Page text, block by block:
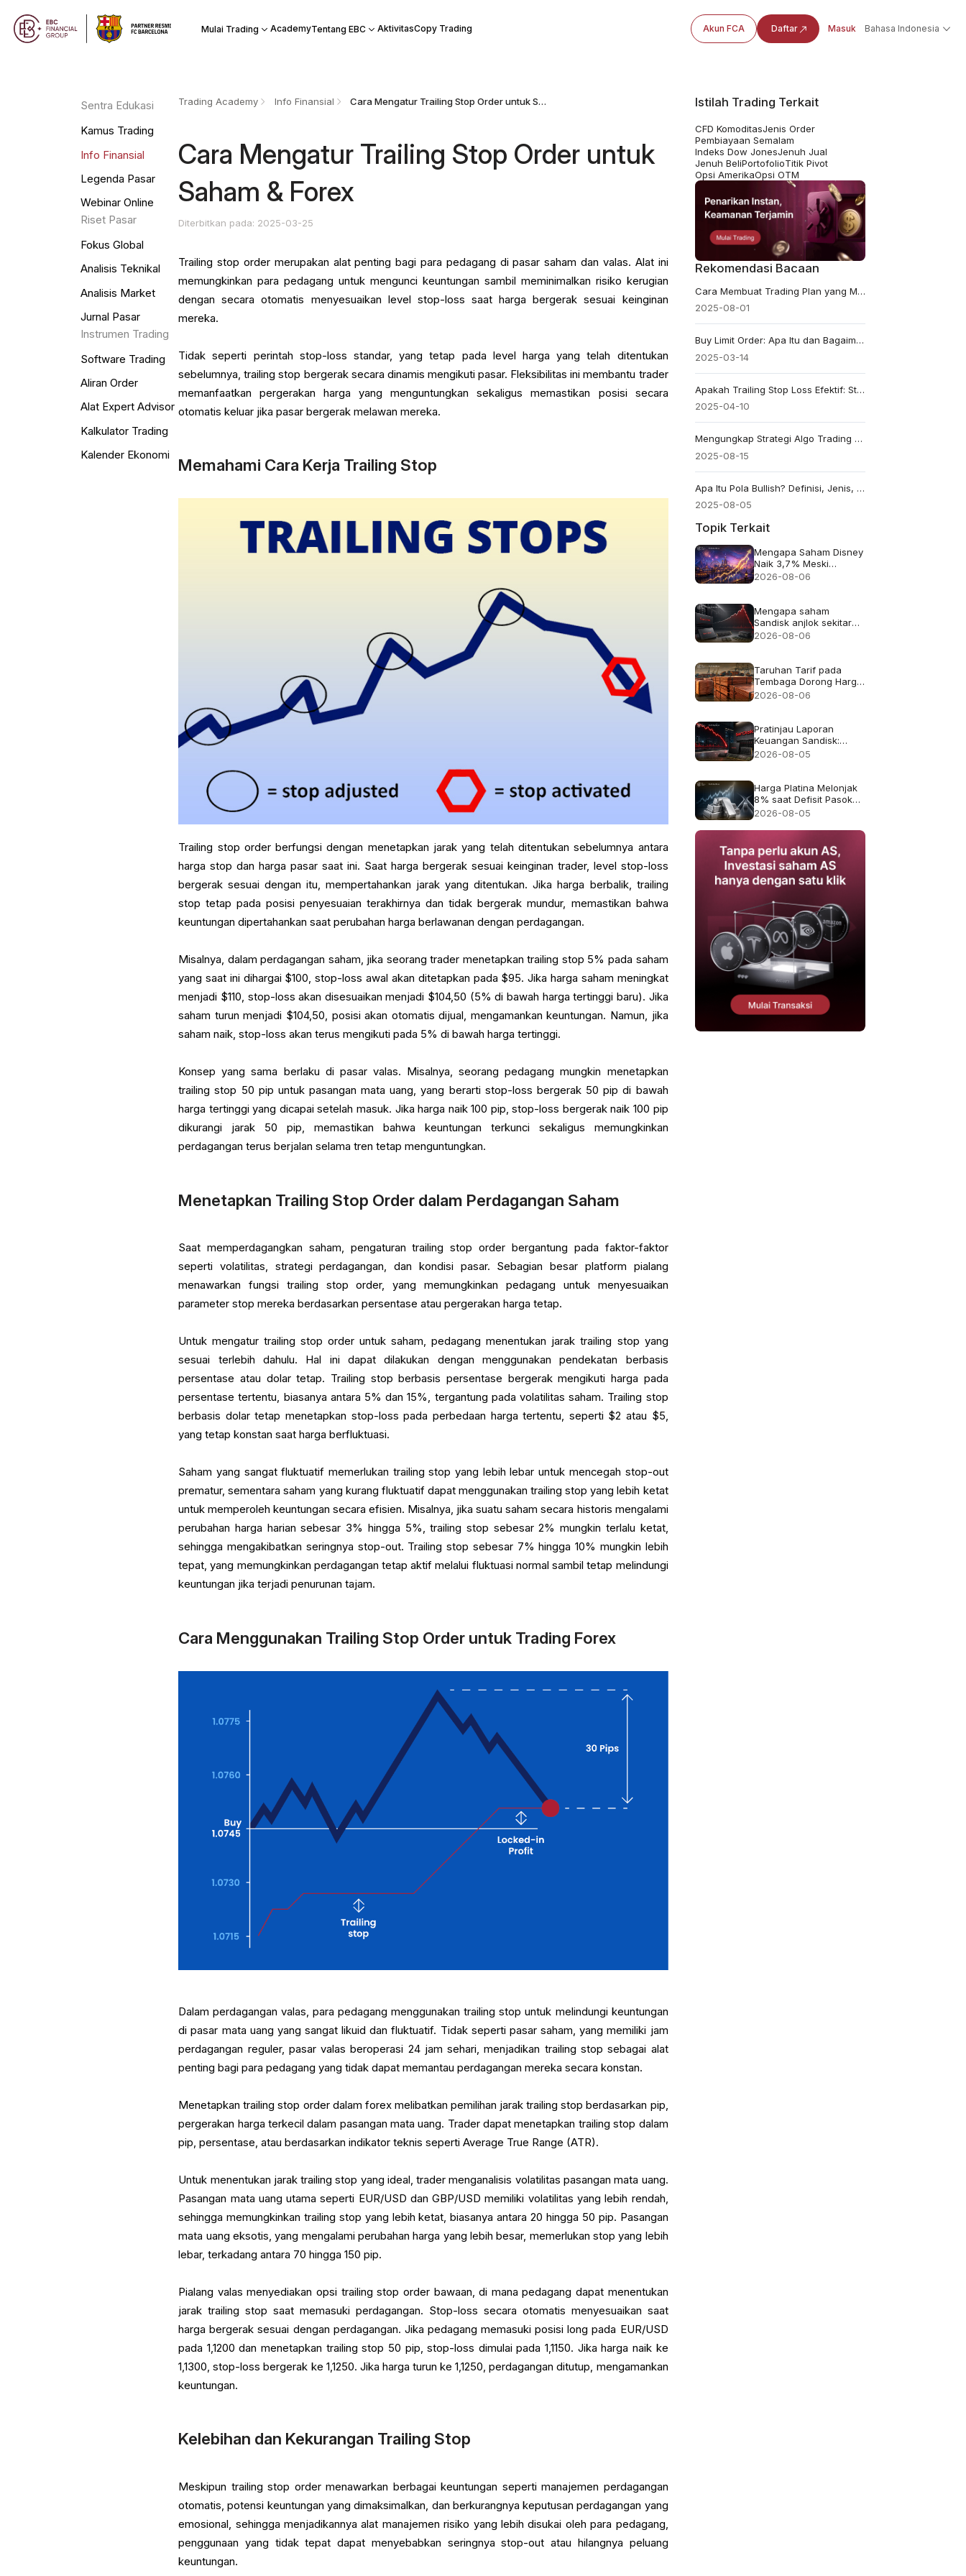
Mulai Trading AcademyTentang EBC AktivitasCopy Trading Akun FCA Daftar Masuk Bahasa Indonesia
Sentra Edukasi
Kamus Trading
Info Finansial
Legenda Pasar
Webinar Online
Riset Pasar
Fokus Global
Analisis Teknikal
Analisis Market
Jurnal Pasar
Instrumen Trading
Software Trading
Aliran Order
Alat Expert Advisor
Kalkulator Trading
Kalender Ekonomi
Trading Academy Info Finansial Cara Mengatur Trailing Stop Order untuk Saham & Forex
Cara Mengatur Trailing Stop Order untuk
Saham & Forex
Diterbitkan pada: 2025-03-25
Trailing stop order merupakan alat penting bagi para pedagang di pasar saham dan valas. Alat ini
memungkinkan para pedagang untuk mengunci keuntungan sambil meminimalkan risiko kerugian
dengan secara otomatis menyesuaikan level stop-loss saat harga bergerak sesuai keinginan
mereka.
Tidak seperti perintah stop-loss standar, yang tetap pada level harga yang telah ditentukan
sebelumnya, trailing stop bergerak secara dinamis mengikuti pasar. Fleksibilitas ini membantu trader
memanfaatkan pergerakan harga yang menguntungkan sekaligus memastikan posisi secara
otomatis keluar jika pasar bergerak melawan mereka.
Memahami Cara Kerja Trailing Stop
Trailing stop order berfungsi dengan menetapkan jarak yang telah ditentukan sebelumnya antara
harga stop dan harga pasar saat ini. Saat harga bergerak sesuai keinginan trader, level stop-loss
bergerak sesuai dengan itu, mempertahankan jarak yang ditentukan. Jika harga berbalik, trailing
stop tetap pada posisi penyesuaian terakhirnya dan tidak bergerak mundur, memastikan bahwa
keuntungan dipertahankan saat perubahan harga berlawanan dengan perdagangan.
Misalnya, dalam perdagangan saham, jika seorang trader menetapkan trailing stop 5% pada saham
yang saat ini dihargai $100, stop-loss awal akan ditetapkan pada $95. Jika harga saham meningkat
menjadi $110, stop-loss akan disesuaikan menjadi $104,50 (5% di bawah harga tertinggi baru). Jika
saham turun menjadi $104,50, posisi akan otomatis dijual, mengamankan keuntungan. Namun, jika
saham naik, stop-loss akan terus mengikuti pada 5% di bawah harga tertinggi.
Konsep yang sama berlaku di pasar valas. Misalnya, seorang pedagang mungkin menetapkan
trailing stop 50 pip untuk pasangan mata uang, yang berarti stop-loss bergerak 50 pip di bawah
harga tertinggi yang dicapai setelah masuk. Jika harga naik 100 pip, stop-loss bergerak naik 100 pip
dikurangi jarak 50 pip, memastikan bahwa keuntungan terkunci sekaligus memungkinkan
perdagangan terus berjalan selama tren tetap menguntungkan.
Menetapkan Trailing Stop Order dalam Perdagangan Saham
Saat memperdagangkan saham, pengaturan trailing stop order bergantung pada faktor-faktor
seperti volatilitas, strategi perdagangan, dan kondisi pasar. Sebagian besar platform pialang
menawarkan fungsi trailing stop order, yang memungkinkan pedagang untuk menyesuaikan
parameter stop mereka berdasarkan persentase atau pergerakan harga tetap.
Untuk mengatur trailing stop order untuk saham, pedagang menentukan jarak trailing stop yang
sesuai terlebih dahulu. Hal ini dapat dilakukan dengan menggunakan pendekatan berbasis
persentase atau dolar tetap. Trailing stop berbasis persentase bergerak mengikuti harga pada
persentase tertentu, biasanya antara 5% dan 15%, tergantung pada volatilitas saham. Trailing stop
berbasis dolar tetap menetapkan stop-loss pada perbedaan harga tertentu, seperti $2 atau $5,
yang tetap konstan saat harga berfluktuasi.
Saham yang sangat fluktuatif memerlukan trailing stop yang lebih lebar untuk mencegah stop-out
prematur, sementara saham yang kurang fluktuatif dapat menggunakan trailing stop yang lebih ketat
untuk memperoleh keuntungan secara efisien. Misalnya, jika suatu saham secara historis mengalami
perubahan harga harian sebesar 3% hingga 5%, trailing stop sebesar 2% mungkin terlalu ketat,
sehingga mengakibatkan seringnya stop-out. Trailing stop sebesar 7% hingga 10% mungkin lebih
tepat, yang memungkinkan perdagangan tetap aktif melalui fluktuasi normal sambil tetap melindungi
keuntungan jika terjadi penurunan tajam.
Cara Menggunakan Trailing Stop Order untuk Trading Forex
Dalam perdagangan valas, para pedagang menggunakan trailing stop untuk melindungi keuntungan
di pasar mata uang yang sangat likuid dan fluktuatif. Tidak seperti pasar saham, yang memiliki jam
perdagangan reguler, pasar valas beroperasi 24 jam sehari, menjadikan trailing stop sebagai alat
penting bagi para pedagang yang tidak dapat memantau perdagangan mereka secara konstan.
Menetapkan trailing stop order dalam forex melibatkan pemilihan jarak trailing stop berdasarkan pip,
pergerakan harga terkecil dalam pasangan mata uang. Trader dapat menetapkan trailing stop dalam
pip, persentase, atau berdasarkan indikator teknis seperti Average True Range (ATR).
Untuk menentukan jarak trailing stop yang ideal, trader menganalisis volatilitas pasangan mata uang.
Pasangan mata uang utama seperti EUR/USD dan GBP/USD memiliki volatilitas yang lebih rendah,
sehingga memungkinkan trailing stop yang lebih ketat, biasanya antara 20 hingga 50 pip. Pasangan
mata uang eksotis, yang mengalami perubahan harga yang lebih besar, memerlukan stop yang lebih
lebar, terkadang antara 70 hingga 150 pip.
Pialang valas menyediakan opsi trailing stop order bawaan, di mana pedagang dapat menentukan
jarak trailing stop saat memasuki perdagangan. Stop-loss secara otomatis menyesuaikan saat
harga bergerak sesuai dengan perdagangan. Jika pedagang memasuki posisi long pada EUR/USD
pada 1,1200 dan menetapkan trailing stop 50 pip, stop-loss dimulai pada 1,1150. Jika harga naik ke
1,1300, stop-loss bergerak ke 1,1250. Jika harga turun ke 1,1250, perdagangan ditutup, mengamankan
keuntungan.
Kelebihan dan Kekurangan Trailing Stop
Meskipun trailing stop order menawarkan berbagai keuntungan seperti manajemen perdagangan
otomatis, potensi keuntungan yang dimaksimalkan, dan berkurangnya keputusan perdagangan yang
emosional, sehingga menjadikannya alat manajemen risiko yang lebih disukai oleh para pedagang,
penggunaan yang tidak tepat dapat menyebabkan seringnya stop-out atau hilangnya peluang
keuntungan.
Istilah Trading Terkait
CFD KomoditasJenis Order
Pembiayaan Semalam
Indeks Dow JonesJenuh Jual
Jenuh BeliPortofolioTitik Pivot
Opsi AmerikaOpsi OTM
Rekomendasi Bacaan
Cara Membuat Trading Plan yang Menang: Panduan Langkah demi Langkah
2025-08-01
Buy Limit Order: Apa Itu dan Bagaimana Cara Menggunakannya
2025-03-14
Apakah Trailing Stop Loss Efektif: Strategi yang Perlu Diketahui
2025-04-10
Mengungkap Strategi Algo Trading Paling Kuat
2025-08-15
Apa Itu Pola Bullish? Definisi, Jenis, dan Contoh
2025-08-05
Topik Terkait
Mengapa Saham Disney
Naik 3,7% Meski
Pendapatan Meleset
2026-08-06
Mengapa saham
Sandisk anjlok sekitar
13% meskipun
2026-08-06
Taruhan Tarif pada
Tembaga Dorong Harga
Tembaga ke Rekor
2026-08-06
Pratinjau Laporan
Keuangan Sandisk:
Apakah Pertumbuhan
pada Juli?
2026-08-05
Harga Platina Melonjak
8% saat Defisit Pasokan
2026 Kembali Menjadi
2026-08-05